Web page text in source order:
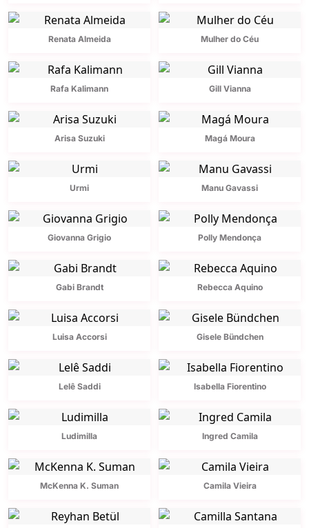
Renata Almeida Mulher do Céu
Rafa Kalimann Gill Vianna
Arisa Suzuki Magá Moura
Urmi Manu Gavassi
Giovanna Grigio Polly Mendonça
Gabi Brandt Rebecca Aquino
Luisa Accorsi Gisele Bündchen
Lelê Saddi Isabella Fiorentino
Ludimilla Ingred Camila
McKenna K. Suman Camila Vieira